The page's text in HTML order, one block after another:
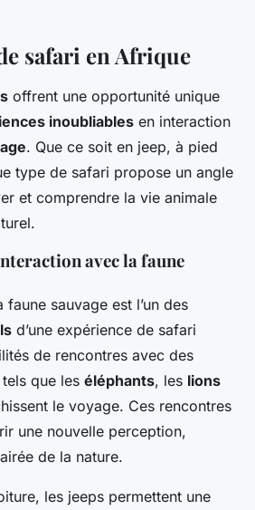
safari en Afrique
offrent une opportunité unique
inoubliables en interaction
. Que ce soit en jeep, à pied
type de safari propose un angle
et comprendre la vie animale
avec la faune
faune sauvage est l’un des
d’une expérience de safari
de rencontres avec des
que les éléphants, les lions
le voyage. Ces rencontres
une nouvelle perception,
de la nature.
les jeeps permettent une